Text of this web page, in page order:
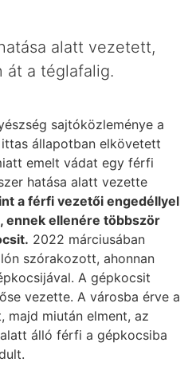
alatt vezetett,
át a téglafalig.
sajtóközleménye a
állapotban elkövetett
emelt vádat egy férfi
hatása alatt vezette
a férfi vezetői engedéllyel
ennek ellenére többször
2022 márciusában
szórakozott, ahonnan
A gépkocsit
vezette. A városba érve a
majd miután elment, az
álló férfi a gépkocsiba